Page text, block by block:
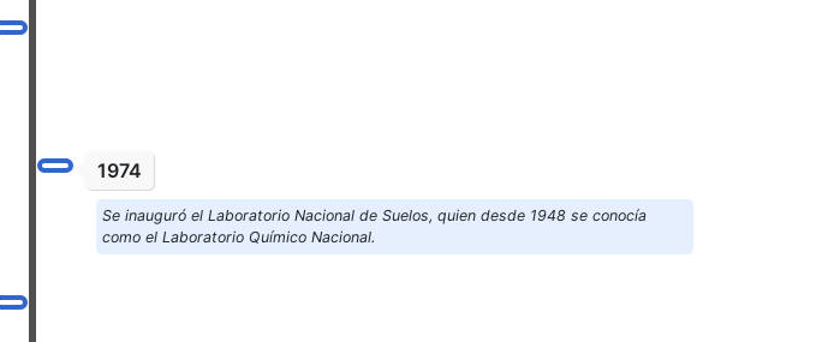
1974
Se inauguró el Laboratorio Nacional de Suelos, quien desde 1948 se conocía
como el Laboratorio Químico Nacional.